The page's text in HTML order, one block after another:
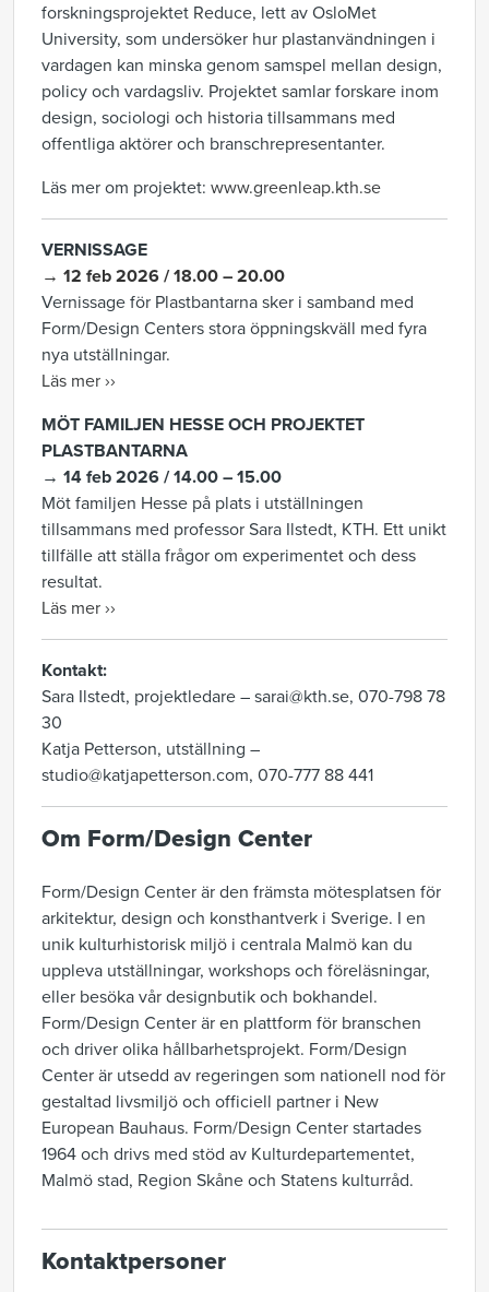
forskningsprojektet Reduce, lett av OsloMet
University, som undersöker hur plastanvändningen i
vardagen kan minska genom samspel mellan design,
policy och vardagsliv. Projektet samlar forskare inom
design, sociologi och historia tillsammans med
offentliga aktörer och branschrepresentanter.
Läs mer om projektet: www.greenleap.kth.se
VERNISSAGE
→ 12 feb 2026 / 18.00 – 20.00
Vernissage för Plastbantarna sker i samband med
Form/Design Centers stora öppningskväll med fyra
nya utställningar.
Läs mer ››
MÖT FAMILJEN HESSE OCH PROJEKTET
PLASTBANTARNA
→ 14 feb 2026 / 14.00 – 15.00
Möt familjen Hesse på plats i utställningen
tillsammans med professor Sara Ilstedt, KTH. Ett unikt
tillfälle att ställa frågor om experimentet och dess
resultat.
Läs mer ››
Kontakt:
Sara Ilstedt, projektledare – sarai@kth.se, 070-798 78
30
Katja Petterson, utställning –
studio@katjapetterson.com, 070-777 88 441
Om Form/Design Center
Form/Design Center är den främsta mötesplatsen för
arkitektur, design och konsthantverk i Sverige. I en
unik kulturhistorisk miljö i centrala Malmö kan du
uppleva utställningar, workshops och föreläsningar,
eller besöka vår designbutik och bokhandel.
Form/Design Center är en plattform för branschen
och driver olika hållbarhetsprojekt. Form/Design
Center är utsedd av regeringen som nationell nod för
gestaltad livsmiljö och officiell partner i New
European Bauhaus. Form/Design Center startades
1964 och drivs med stöd av Kulturdepartementet,
Malmö stad, Region Skåne och Statens kulturråd.
Kontaktpersoner